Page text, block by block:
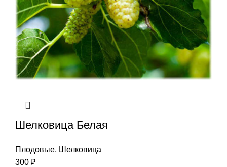
Шелковица Белая
Плодовые, Шелковица
300 ₽